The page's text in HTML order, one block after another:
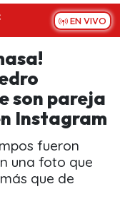
EN VIVO
son pareja
Instagram
fueron
una foto que
que de